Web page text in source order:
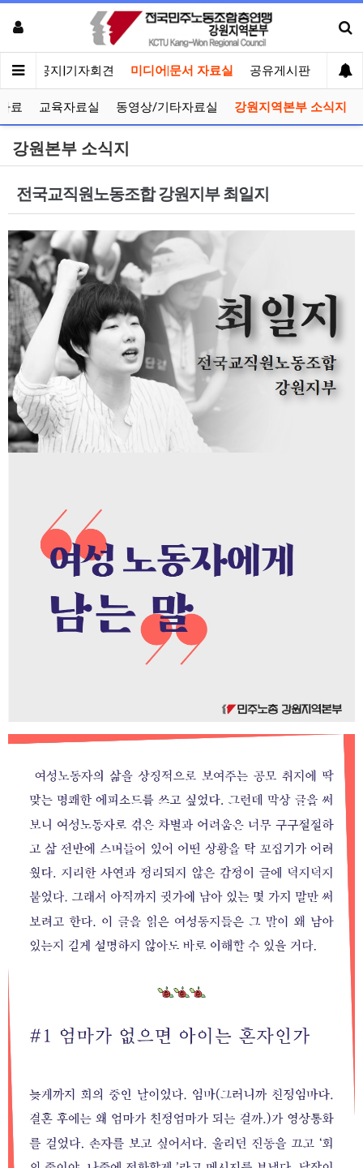
인 공지|기자회견 미디어|문서 자료실 공유게시판 선거
료 교육자료실 동영상/기타자료실 강원지역본부 소식지
강원본부 소식지
전국교직원노동조합 강원지부 최일지